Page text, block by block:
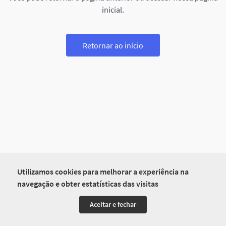
Utilizamos cookies para melhorar a experiência na
navegação e obter estatísticas das visitas
Aceitar e fechar
inicial.
Retornar ao início